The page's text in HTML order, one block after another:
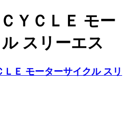
ＹＣＬＥ モー
スリーエス